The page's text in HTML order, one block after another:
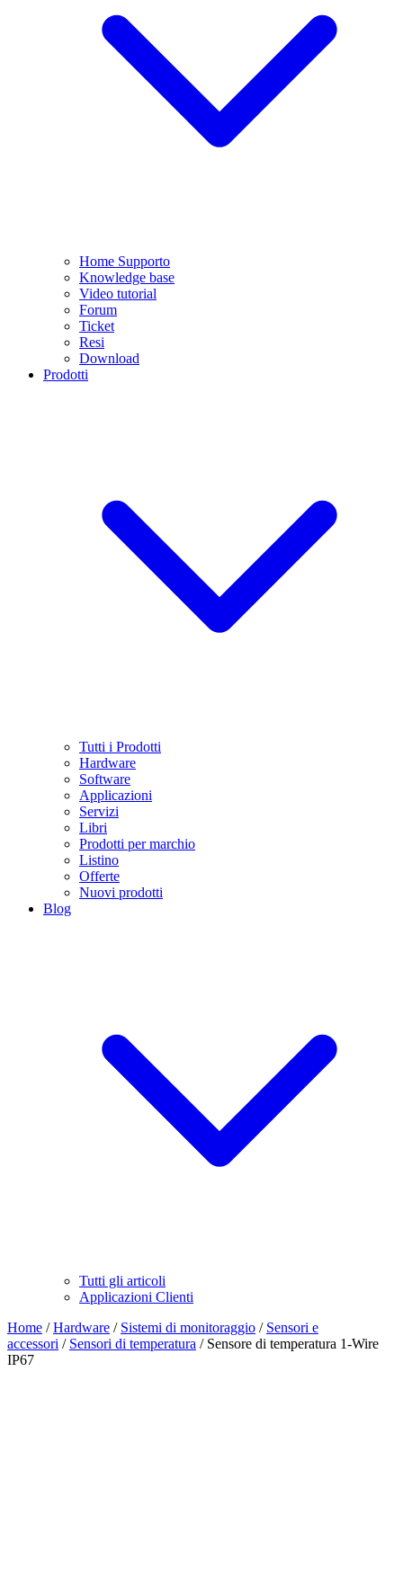
Home Supporto
Knowledge base
Video tutorial
Forum
Ticket
Resi
Download
Prodotti
Tutti i Prodotti
Hardware
Software
Applicazioni
Servizi
Libri
Prodotti per marchio
Listino
Offerte
Nuovi prodotti
Blog
Tutti gli articoli
Applicazioni Clienti
Home /Hardware / Sistemi di monitoraggio / Sensori e
accessori / Sensori di temperatura / Sensore di temperatura 1-Wire
IP67